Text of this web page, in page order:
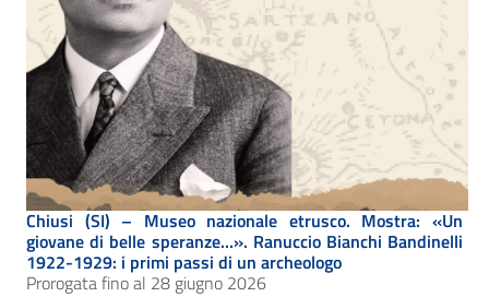
Chiusi (SI) – Museo nazionale etrusco. Mostra: «Un
giovane di belle speranze…». Ranuccio Bianchi Bandinelli
1922-1929: i primi passi di un archeologo
Prorogata fino al 28 giugno 2026